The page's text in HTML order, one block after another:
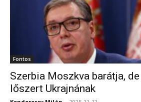
Fontos
Szerbia Moszkva barátja,
lőszert Ukrajnának